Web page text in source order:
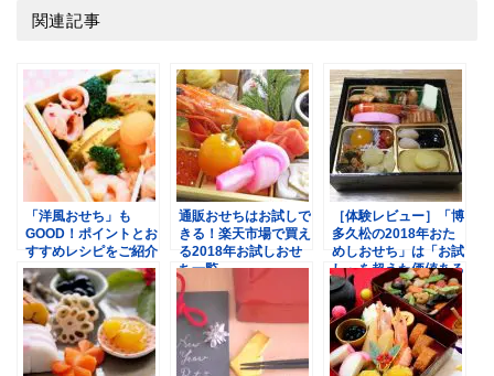
関連記事
「洋風おせち」も
GOOD！ポイントとお
すすめレシピをご紹介
通販おせちはお試しで
きる！楽天市場で買え
る2018年お試しおせ
ち一覧
［体験レビュー］「博
多久松の2018年おた
めしおせち」は「お試
し」を超えた価値ある
一品